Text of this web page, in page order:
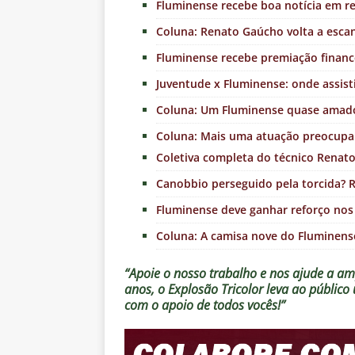
Fluminense recebe boa notícia em
Coluna: Renato Gaúcho volta a
Fluminense recebe premiação
Juventude x Fluminense: onde
Coluna: Um Fluminense quase
Coluna: Mais uma atuação
Coletiva completa do técnico
Canobbio perseguido pela torcida?
Fluminense deve ganhar reforço
Coluna: A camisa nove do
“Apoie o nosso trabalho e nos ajude a
anos, o Explosão Tricolor leva ao
com o apoio de todos vocês!”